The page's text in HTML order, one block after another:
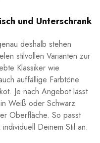
und Unterschrank
deshalb stehen
stilvollen Varianten zur
Klassiker wie
auffällige Farbtöne
Je nach Angebot lässt
Weiß oder Schwarz
Oberfläche. So passt
Deinem Stil an.